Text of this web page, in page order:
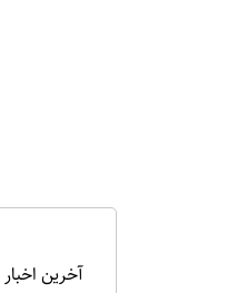
آخرین اخبار